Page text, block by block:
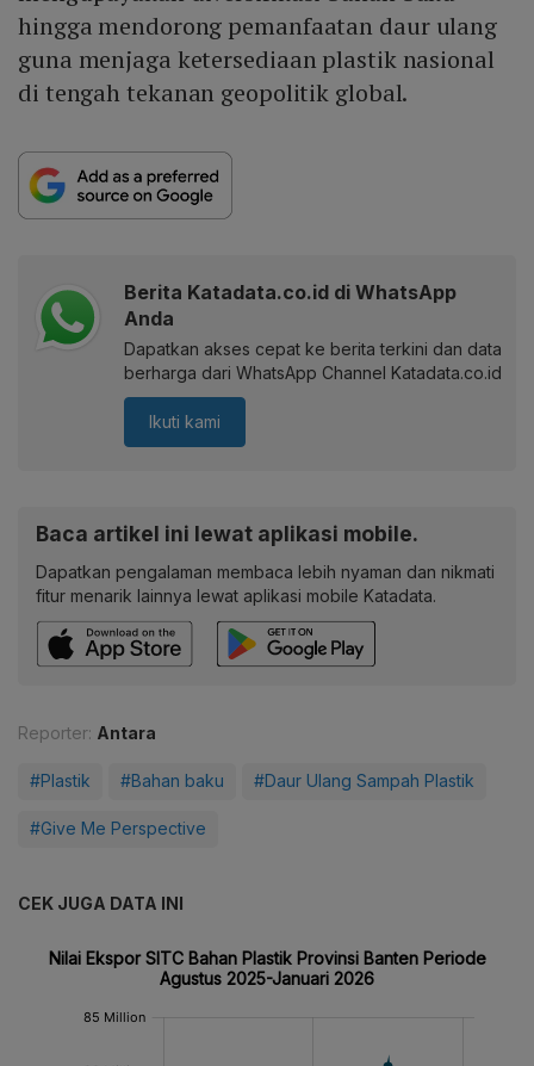
hingga mendorong pemanfaatan daur ulang
guna menjaga ketersediaan plastik nasional
di tengah tekanan geopolitik global.
Berita Katadata.co.id di WhatsApp
Anda
Dapatkan akses cepat ke berita terkini dan data
berharga dari WhatsApp Channel Katadata.co.id
Ikuti kami
Baca artikel ini lewat aplikasi mobile.
Dapatkan pengalaman membaca lebih nyaman dan nikmati
fitur menarik lainnya lewat aplikasi mobile Katadata.
Reporter: Antara
#Plastik #Bahan baku #Daur Ulang Sampah Plastik
#Give Me Perspective
CEK JUGA DATA INI